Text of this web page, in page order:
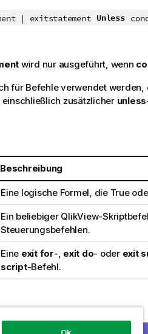
| exitstatement Unless
wird nur ausgeführt, wenn
für Befehle verwendet
zusätzlicher unless
Beschreibung
Eine logische Formel, die True
Ein beliebiger QlikView-
Steuerungsbefehlen.
Eine exit for-, exit do- oder exit
script-Befehl.